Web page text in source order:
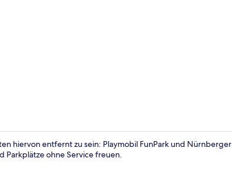
hiervon entfernt zu sein: Playmobil FunPark und Nürnberger
Parkplätze ohne Service freuen.